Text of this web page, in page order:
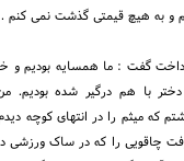
و به هیچ قیمتی گذشت نمی کنم .
گفت : ما همسایه بودیم و
با هم درگیر شده بودیم.
که میثم را در انتهای کوچه
چاقویی را که در ساک ورزشی